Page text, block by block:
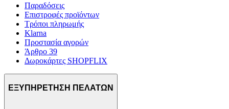
Παραδόσεις
Επιστροφές προϊόντων
Τρόποι πληρωμής
Klarna
Προστασία αγορών
Άρθρο 39
Δωροκάρτες SHOPFLIX
ΕΞΥΠΗΡΕΤΗΣΗ ΠΕΛΑΤΩΝ